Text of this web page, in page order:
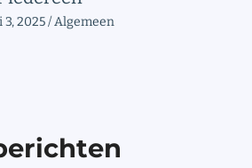
3, 2025/Algemeen